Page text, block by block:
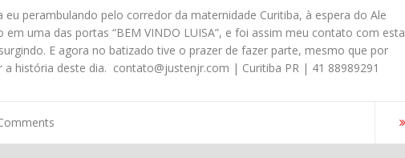
eu perambulando pelo corredor da maternidade Curitiba, à espera do Ale
uma das portas “BEM VINDO LUISA”, e foi assim meu contato com esta
E agora no batizado tive o prazer de fazer parte, mesmo que por
história deste dia. contato@justenjr.com | Curitiba PR | 41 88989291